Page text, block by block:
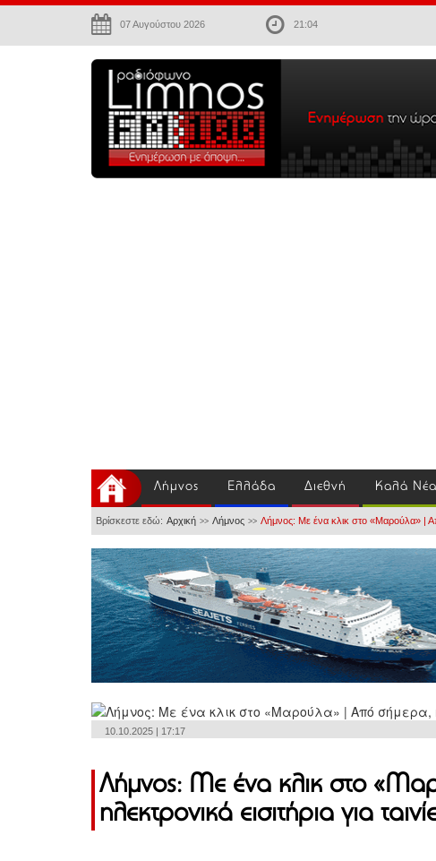
07 Αυγούστου 2026 21:04
Λήμνος Ελλάδα Διεθνή Καλά Νέα
Βρίσκεστε εδώ: Αρχική >> Λήμνος >> Λήμνος: Με ένα κλικ στο «Μαρούλα» |
10.10.2025 | 17:17
Λήμνος: Με ένα κλικ στο
ηλεκτρονικά εισιτήρια για